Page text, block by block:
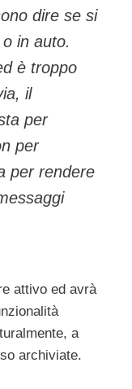
dire se si
in auto.
è troppo
il
per
per
per rendere
attivo ed avrà
a
archiviate.